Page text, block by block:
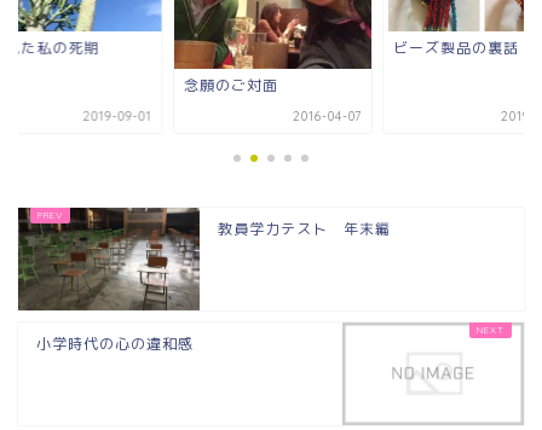
見た私の死期
2019-09-01
念願のご対面
2016-04-07
ビーズ製品の裏話
2019-
教員学力テスト 年末編
小学時代の心の違和感